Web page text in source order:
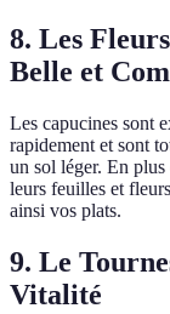
8. Les
Belle et
Les capucines sont
rapidement et sont
un sol léger. En
leurs feuilles et
ainsi vos plats.
9. Le
Vitalité